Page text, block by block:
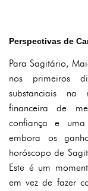
Perspectivas de
Para Sagitário,
nos primeiros
substanciais na
financeira de
confiança e
embora os
horóscopo de
Este é um
em vez de fazer